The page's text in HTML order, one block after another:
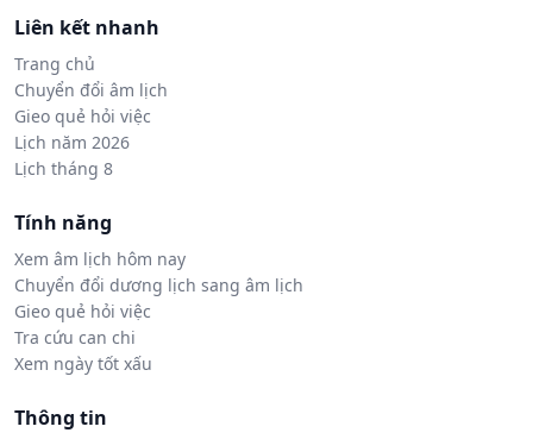
Liên kết nhanh
Trang chủ
Chuyển đổi âm lịch
Gieo quẻ hỏi việc
Lịch năm 2026
Lịch tháng 8
Tính năng
Xem âm lịch hôm nay
Chuyển đổi dương lịch sang âm lịch
Gieo quẻ hỏi việc
Tra cứu can chi
Xem ngày tốt xấu
Thông tin